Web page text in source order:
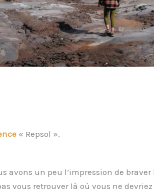
« Repsol ».
avons un peu l’impression de braver
vous retrouver là où vous ne devriez